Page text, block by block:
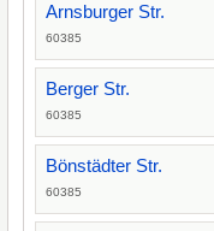
Arnsburger Str.
60385
Berger Str.
60385
Bönstädter Str.
60385